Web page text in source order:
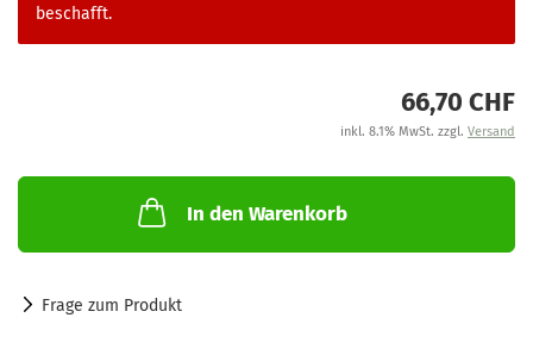
beschafft.
66,70 CHF
inkl. 8.1% MwSt. zzgl. Versand
In den Warenkorb
Frage zum Produkt